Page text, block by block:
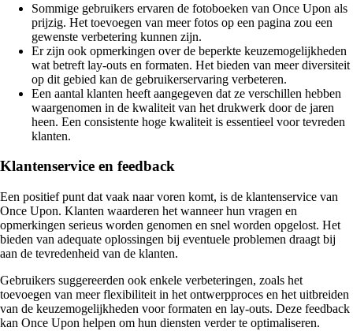
Sommige gebruikers ervaren de fotoboeken van Once Upon als
prijzig. Het toevoegen van meer fotos op een pagina zou een
gewenste verbetering kunnen zijn.
Er zijn ook opmerkingen over de beperkte keuzemogelijkheden
wat betreft lay-outs en formaten. Het bieden van meer diversiteit
op dit gebied kan de gebruikerservaring verbeteren.
Een aantal klanten heeft aangegeven dat ze verschillen hebben
waargenomen in de kwaliteit van het drukwerk door de jaren
heen. Een consistente hoge kwaliteit is essentieel voor tevreden
klanten.
Klantenservice en feedback
Een positief punt dat vaak naar voren komt, is de klantenservice van
Once Upon. Klanten waarderen het wanneer hun vragen en
opmerkingen serieus worden genomen en snel worden opgelost. Het
bieden van adequate oplossingen bij eventuele problemen draagt bij
aan de tevredenheid van de klanten.
Gebruikers suggereerden ook enkele verbeteringen, zoals het
toevoegen van meer flexibiliteit in het ontwerpproces en het uitbreiden
van de keuzemogelijkheden voor formaten en lay-outs. Deze feedback
kan Once Upon helpen om hun diensten verder te optimaliseren.